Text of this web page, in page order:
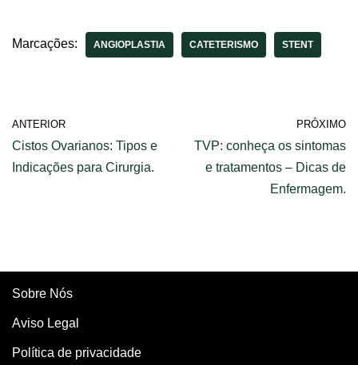
de pele
Marcações: ANGIOPLASTIA CATETERISMO STENT
ANTERIOR
Cistos Ovarianos: Tipos e
Indicações para Cirurgia.
PRÓXIMO
TVP: conheça os sintomas
e tratamentos – Dicas de
Enfermagem.
Sobre Nós
Aviso Legal
Política de privacidade